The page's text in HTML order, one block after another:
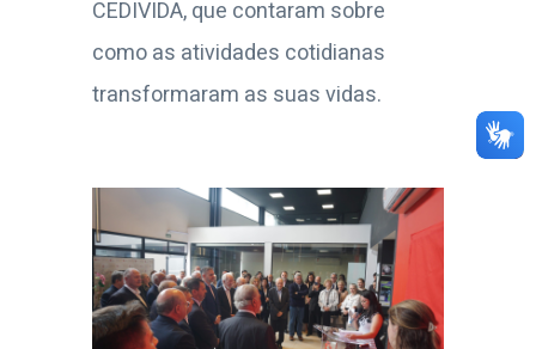
CEDIVIDA, que contaram sobre
como as atividades cotidianas
transformaram as suas vidas.